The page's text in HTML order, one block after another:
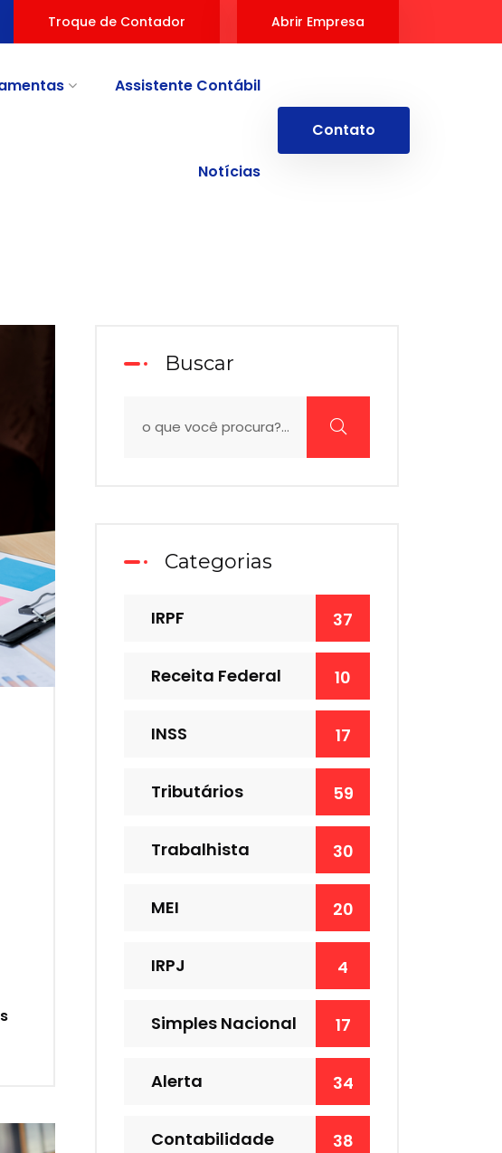
Troque de Contador Abrir Empresa
Assistente Contábil
Notícias
Contato
Buscar
Categorias
IRPF 37
Receita Federal 10
INSS 17
Tributários 59
Trabalhista 30
MEI 20
IRPJ 4
Simples Nacional 17
Alerta 34
Contabilidade 38